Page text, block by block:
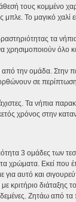
τους κομμένο
μπλε. Το μαγικό
τα
όλο
την ομάδα. Στην
σε
Τα νήπια
χρόνος στην
3 ομάδες των
χρώματα. Εκεί που
αυτό και
κριτήριο διάταξης
Ζητάω από τα